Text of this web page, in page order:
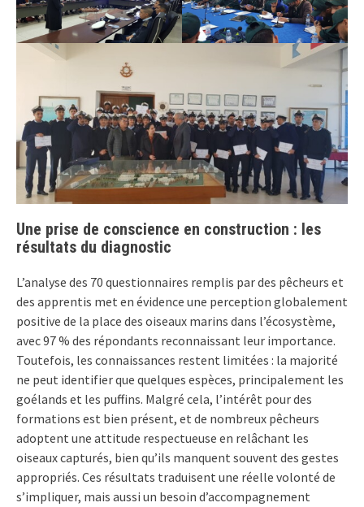
Une prise de conscience en construction : les
résultats du diagnostic
L’analyse des 70 questionnaires remplis par des pêcheurs et
des apprentis met en évidence une perception globalement
positive de la place des oiseaux marins dans l’écosystème,
avec 97 % des répondants reconnaissant leur importance.
Toutefois, les connaissances restent limitées : la majorité
ne peut identifier que quelques espèces, principalement les
goélands et les puffins. Malgré cela, l’intérêt pour des
formations est bien présent, et de nombreux pêcheurs
adoptent une attitude respectueuse en relâchant les
oiseaux capturés, bien qu’ils manquent souvent des gestes
appropriés. Ces résultats traduisent une réelle volonté de
s’impliquer, mais aussi un besoin d’accompagnement